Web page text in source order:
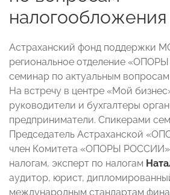
налогообложения
Астраханский фонд поддержки
региональное отделение
семинар по актуальным
На встречу в центре «Мой
руководители и бухгалтеры
предприниматели. Спикерами
Председатель Астраханской
член Комитета «ОПОРЫ
налогам, эксперт по налогам
аудитор, юрист,
международным стандартам